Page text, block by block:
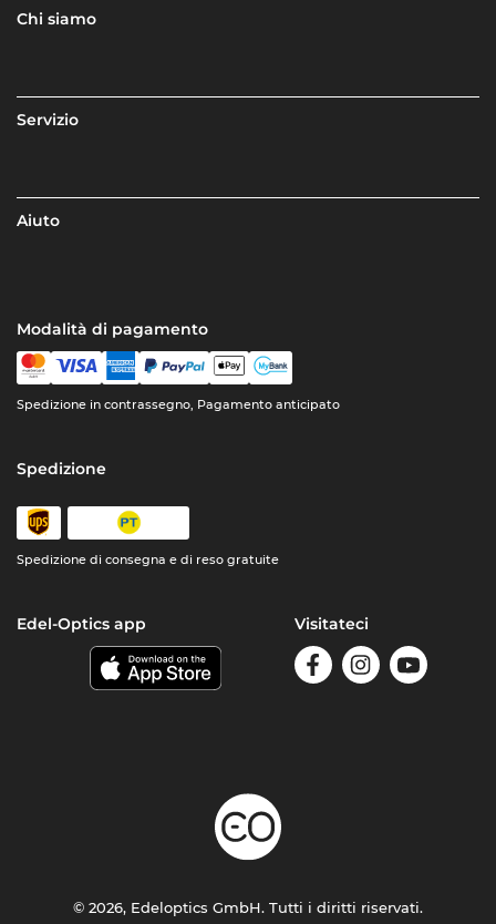
Chi siamo
Servizio
Aiuto
Modalità di pagamento
Spedizione in contrassegno, Pagamento anticipato
Spedizione
Spedizione di consegna e di reso gratuite
Edel-Optics app Visitateci
© 2026, Edeloptics GmbH. Tutti i diritti riservati.